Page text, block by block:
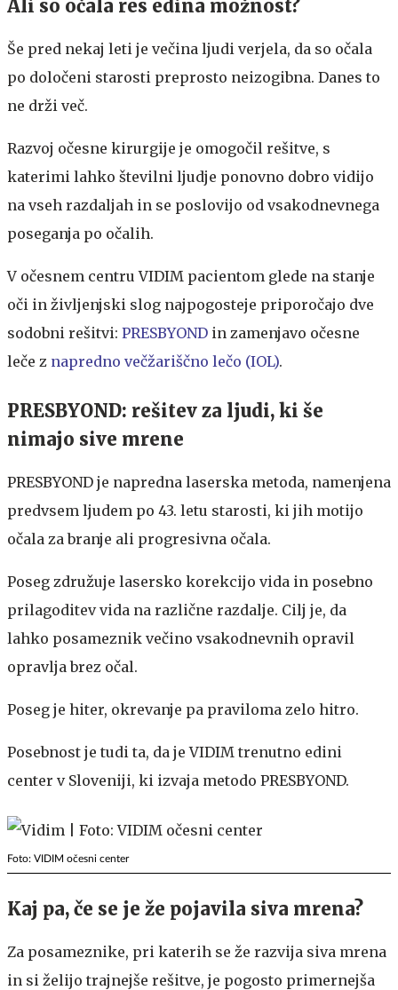
Ali so očala res edina možnost?
Še pred nekaj leti je večina ljudi verjela, da so očala
po določeni starosti preprosto neizogibna. Danes to
ne drži več.
Razvoj očesne kirurgije je omogočil rešitve, s
katerimi lahko številni ljudje ponovno dobro vidijo
na vseh razdaljah in se poslovijo od vsakodnevnega
poseganja po očalih.
V očesnem centru VIDIM pacientom glede na stanje
oči in življenjski slog najpogosteje priporočajo dve
sodobni rešitvi: PRESBYOND in zamenjavo očesne
leče z napredno večžariščno lečo (IOL).
PRESBYOND: rešitev za ljudi, ki še
nimajo sive mrene
PRESBYOND je napredna laserska metoda, namenjena
predvsem ljudem po 43. letu starosti, ki jih motijo
očala za branje ali progresivna očala.
Poseg združuje lasersko korekcijo vida in posebno
prilagoditev vida na različne razdalje. Cilj je, da
lahko posameznik večino vsakodnevnih opravil
opravlja brez očal.
Poseg je hiter, okrevanje pa praviloma zelo hitro.
Posebnost je tudi ta, da je VIDIM trenutno edini
center v Sloveniji, ki izvaja metodo PRESBYOND.
Foto: VIDIM očesni center
Kaj pa, če se je že pojavila siva mrena?
Za posameznike, pri katerih se že razvija siva mrena
in si želijo trajnejše rešitve, je pogosto primernejša